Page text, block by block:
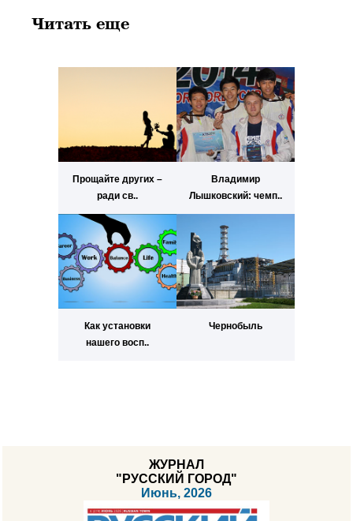
Читать еще
Прощайте других –
ради св..
Владимир
Лышковский: чемп..
Как установки
нашего восп..
Чернобыль
ЖУРНАЛ
"РУССКИЙ ГОРОД"
Июнь, 2026